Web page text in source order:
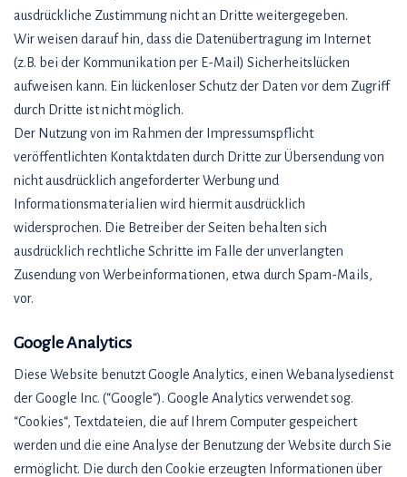
ausdrückliche Zustimmung nicht an Dritte weitergegeben.
Wir weisen darauf hin, dass die Datenübertragung im Internet
(z.B. bei der Kommunikation per E-Mail) Sicherheitslücken
aufweisen kann. Ein lückenloser Schutz der Daten vor dem Zugriff
durch Dritte ist nicht möglich.
Der Nutzung von im Rahmen der Impressumspflicht
veröffentlichten Kontaktdaten durch Dritte zur Übersendung von
nicht ausdrücklich angeforderter Werbung und
Informationsmaterialien wird hiermit ausdrücklich
widersprochen. Die Betreiber der Seiten behalten sich
ausdrücklich rechtliche Schritte im Falle der unverlangten
Zusendung von Werbeinformationen, etwa durch Spam-Mails,
vor.
Google Analytics
Diese Website benutzt Google Analytics, einen Webanalysedienst
der Google Inc. (“Google“). Google Analytics verwendet sog.
“Cookies“, Textdateien, die auf Ihrem Computer gespeichert
werden und die eine Analyse der Benutzung der Website durch Sie
ermöglicht. Die durch den Cookie erzeugten Informationen über